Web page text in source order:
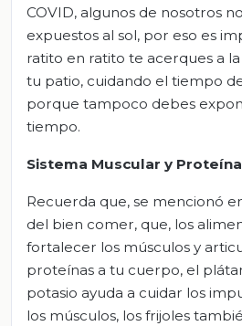
COVID, algunos de nosotros
expuestos al sol, por eso es
ratito en ratito te acerques a la
tu patio, cuidando el tiempo
porque tampoco debes
tiempo.
Sistema Muscular y
Recuerda que, se mencionó
del bien comer, que, los
fortalecer los músculos y
proteínas a tu cuerpo, el
potasio ayuda a cuidar los
los músculos, los frijoles